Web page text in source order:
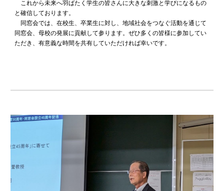
これから未来へ羽ばたく学生の皆さんに大きな刺激と学びになるもの
と確信しております。
同窓会では、在校生、卒業生に対し、地域社会をつなぐ活動を通じて
同窓会、母校の発展に貢献して参ります。ぜひ多くの皆様に参加してい
ただき、有意義な時間を共有していただければ幸いです。